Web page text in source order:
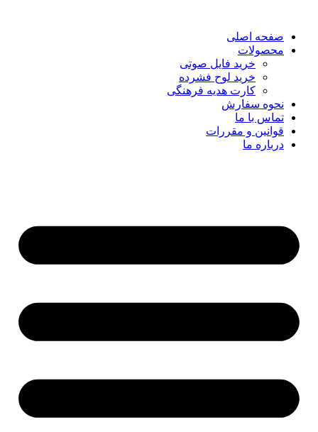
صفحه اصلی
محصولات
خرید فایل صوتی
خرید لوح فشرده
کارت هدیه فرهنگی
نحوه سفارش
تماس با ما
قوانین و مقررات
درباره ما